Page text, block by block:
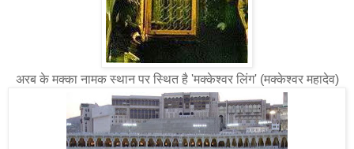
अरब के मक्का नामक स्थान पर स्थित है 'मक्केश्वर लिंग' (मक्केश्वर महादेव)